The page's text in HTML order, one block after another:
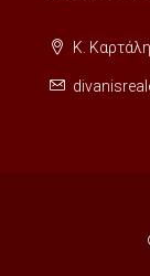
Κ.